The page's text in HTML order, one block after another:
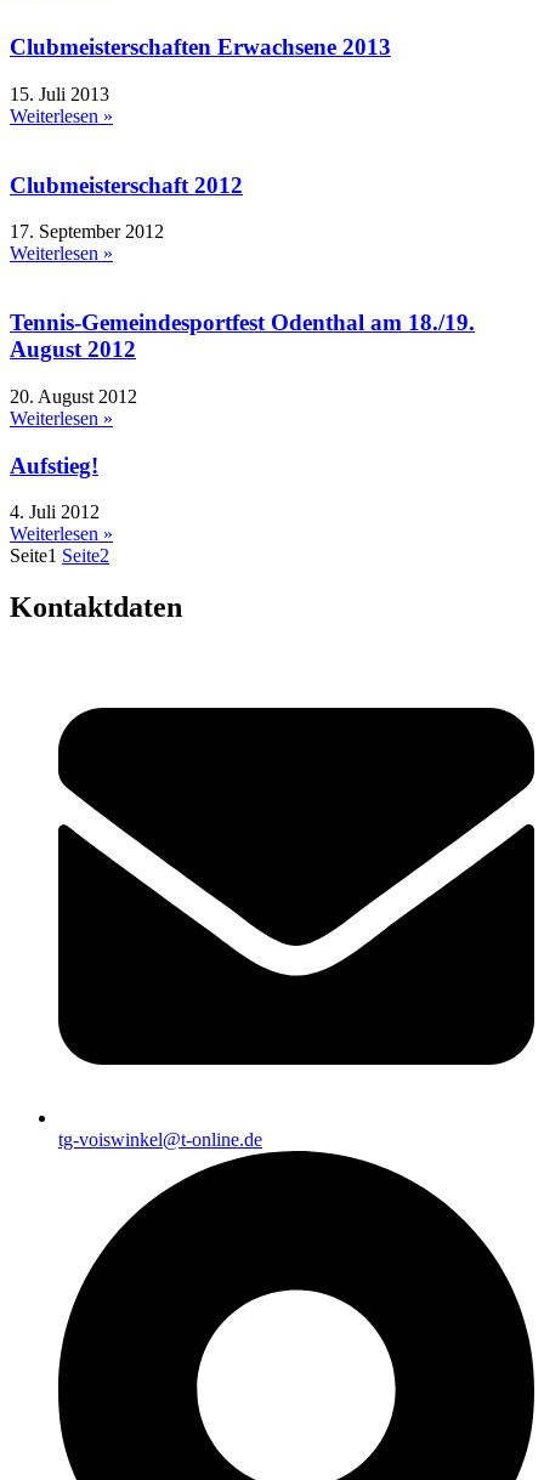
Clubmeisterschaften Erwachsene 2013
15. Juli 2013
Weiterlesen »
Clubmeisterschaft 2012
17. September 2012
Weiterlesen »
Tennis-Gemeindesportfest Odenthal am 18./19.
August 2012
20. August 2012
Weiterlesen »
Aufstieg!
4. Juli 2012
Weiterlesen »
Seite1 Seite2
Kontaktdaten
tg-voiswinkel@t-online.de